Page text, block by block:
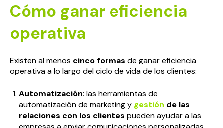
Cómo ganar eficiencia
operativa
Existen al menos cinco formas de ganar eficiencia
operativa a lo largo del ciclo de vida de los clientes:
Automatización: las herramientas de
automatización de marketing y gestión de las
relaciones con los clientes pueden ayudar a las